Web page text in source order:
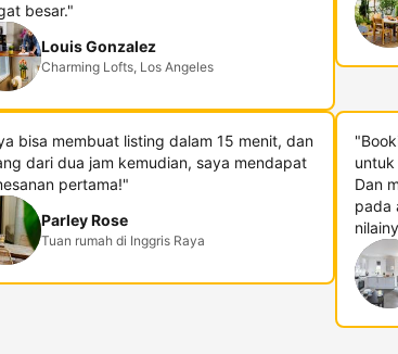
besar."
Louis Gonzalez
Charming Lofts, Los Angeles
bisa membuat listing dalam 15 menit, dan
dari dua jam kemudian, saya mendapat
pertama!"
Parley Rose
Tuan rumah di Inggris Raya
untuk
Dan
pada